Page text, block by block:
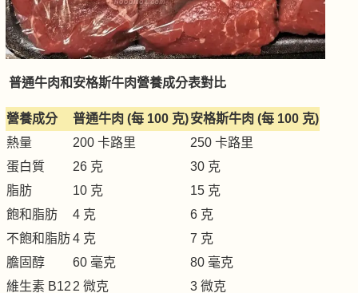
普通牛肉和安格斯牛肉營養成分表對比
營養成分 普通牛肉 (每 100 克)安格斯牛肉 (每 100 克)
熱量
200 卡路里
250 卡路里
蛋白質
26 克
30 克
脂肪
10 克
15 克
飽和脂肪
4 克
6 克
不飽和脂肪4 克
7 克
膽固醇
60 毫克
80 毫克
維生素 B12 2 微克 3 微克